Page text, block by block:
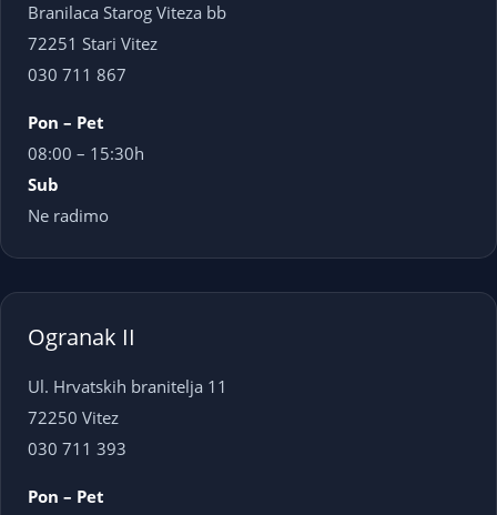
Branilaca Starog Viteza bb
72251 Stari Vitez
030 711 867
Pon – Pet
08:00 – 15:30h
Sub
Ne radimo
Ogranak II
Ul. Hrvatskih branitelja 11
72250 Vitez
030 711 393
Pon – Pet